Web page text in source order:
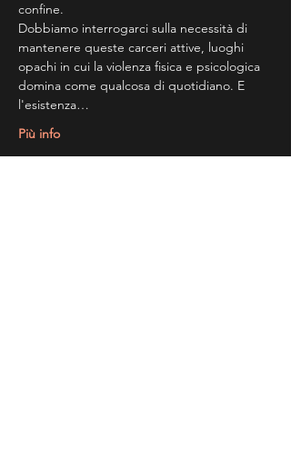
confine.
Dobbiamo interrogarci sulla necessità di
mantenere queste carceri attive, luoghi
opachi in cui la violenza fisica e psicologica
domina come qualcosa di quotidiano. E
l'esistenza…
Più info